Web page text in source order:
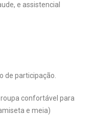
e assistencial
de participação.
confortável para
e meia)